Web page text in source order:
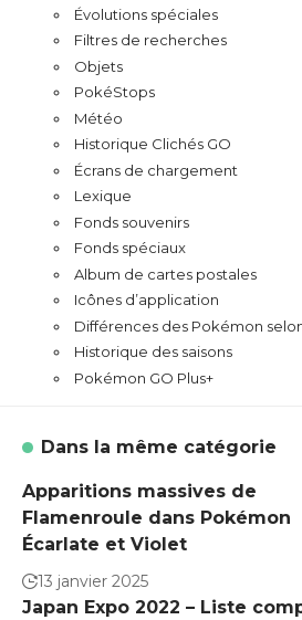
Évolutions spéciales
Filtres de recherches
Objets
PokéStops
Météo
Historique Clichés GO
Écrans de chargement
Lexique
Fonds souvenirs
Fonds spéciaux
Album de cartes postales
Icônes d’application
Différences des Pokémon
Historique des saisons
Pokémon GO Plus+
Dans la même catégorie
Apparitions massives de
Flamenroule dans Pokémon
Écarlate et Violet
13 janvier 2025
Japan Expo 2022 – Liste